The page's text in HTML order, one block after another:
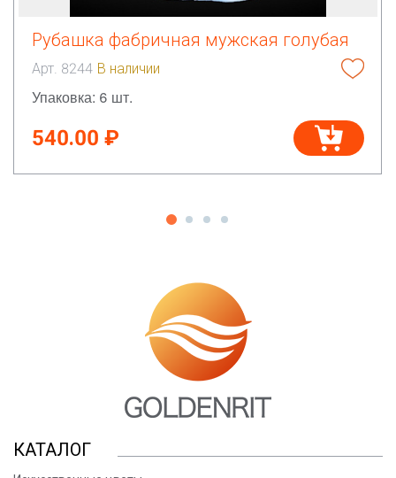
Рубашка фабричная мужская голубая
Арт. 8244 В наличии
Упаковка: 6 шт.
540.00 ₽
КАТАЛОГ